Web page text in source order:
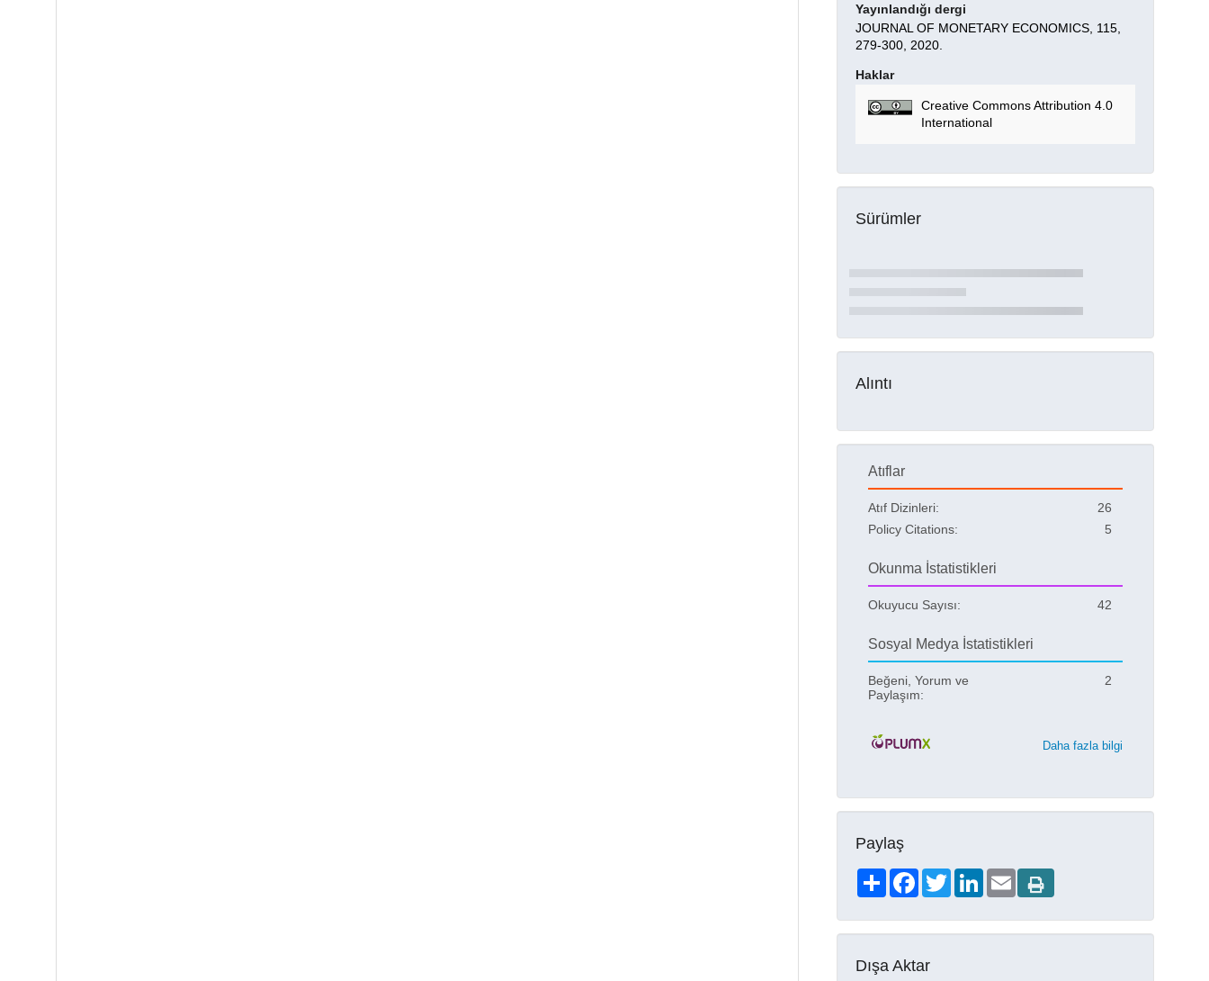
Yayınlandığı dergi
JOURNAL OF MONETARY ECONOMICS, 115,
279-300, 2020.
Haklar
Creative Commons Attribution 4.0
International
Sürümler
Alıntı
Atıflar
Atıf Dizinleri:
26
Policy Citations:
5
Okunma İstatistikleri
Okuyucu Sayısı: 42
Sosyal Medya İstatistikleri
Beğeni, Yorum ve
Paylaşım:
2
Daha fazla bilgi
Paylaş
ShareFacebookTwitterLinkedIn
Email
Dışa Aktar